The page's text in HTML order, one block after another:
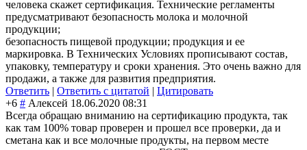
человека скажет сертификация. Технические регламенты
предусматривают безопасность молока и молочной
продукции;
безопасность пищевой продукции; продукция и ее
маркировка. В Технических Условиях прописывают состав,
упаковку, температуру и сроки хранения. Это очень важно для
продажи, а также для развития предприятия.
Ответить | Ответить с цитатой | Цитировать
+6 # Алексей 18.06.2020 08:31
Всегда обращаю вниманию на сертификацию продукта, так
как там 100% товар проверен и прошел все проверки, да и
сметана как и все молочные продукты, на первом месте